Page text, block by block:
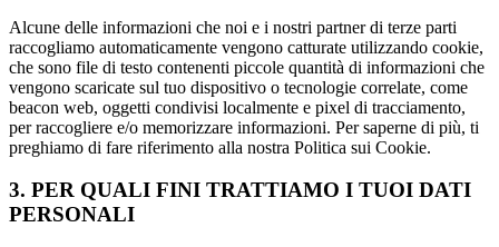
Alcune delle informazioni che noi e i nostri partner di terze parti
raccogliamo automaticamente vengono catturate utilizzando cookie,
che sono file di testo contenenti piccole quantità di informazioni che
vengono scaricate sul tuo dispositivo o tecnologie correlate, come
beacon web, oggetti condivisi localmente e pixel di tracciamento,
per raccogliere e/o memorizzare informazioni. Per saperne di più, ti
preghiamo di fare riferimento alla nostra Politica sui Cookie.
3. PER QUALI FINI TRATTIAMO I TUOI DATI
PERSONALI